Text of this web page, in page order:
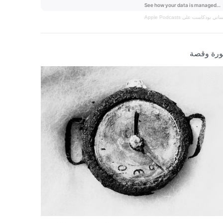
بودكاست على Apple Podcasts
وقصة